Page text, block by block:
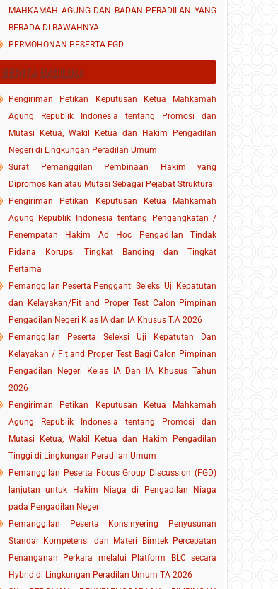
MAHKAMAH AGUNG DAN BADAN PERADILAN YANG
BERADA DI BAWAHNYA
PERMOHONAN PESERTA FGD
BERITA BADILUM
Pengiriman Petikan Keputusan Ketua Mahkamah
Agung Republik Indonesia tentang Promosi dan
Mutasi Ketua, Wakil Ketua dan Hakim Pengadilan
Negeri di Lingkungan Peradilan Umum
Surat Pemanggilan Pembinaan Hakim yang
Dipromosikan atau Mutasi Sebagai Pejabat Struktural
Pengiriman Petikan Keputusan Ketua Mahkamah
Agung Republik Indonesia tentang Pengangkatan /
Penempatan Hakim Ad Hoc Pengadilan Tindak
Pidana Korupsi Tingkat Banding dan Tingkat
Pertama
Pemanggilan Peserta Pengganti Seleksi Uji Kepatutan
dan Kelayakan/Fit and Proper Test Calon Pimpinan
Pengadilan Negeri Klas IA dan IA Khusus T.A 2026
Pemanggilan Peserta Seleksi Uji Kepatutan Dan
Kelayakan / Fit and Proper Test Bagi Calon Pimpinan
Pengadilan Negeri Kelas IA Dan IA Khusus Tahun
2026
Pengiriman Petikan Keputusan Ketua Mahkamah
Agung Republik Indonesia tentang Promosi dan
Mutasi Ketua, Wakil Ketua dan Hakim Pengadilan
Tinggi di Lingkungan Peradilan Umum
Pemanggilan Peserta Focus Group Discussion (FGD)
lanjutan untuk Hakim Niaga di Pengadilan Niaga
pada Pengadilan Negeri
Pemanggilan Peserta Konsinyering Penyusunan
Standar Kompetensi dan Materi Bimtek Percepatan
Penanganan Perkara melalui Platform BLC secara
Hybrid di Lingkungan Peradilan Umum TA 2026